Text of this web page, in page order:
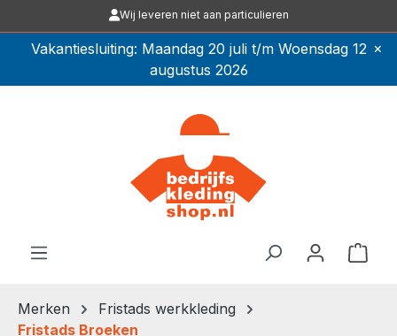
Ga naar de hoofdinhoudWij leveren niet aan particulieren
Vakantiesluiting: Maandag 20 juli t/m Woensdag 12
augustus 2026
×
Merken
Fristads werkkleding
Fristads Broeken